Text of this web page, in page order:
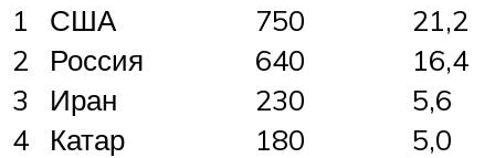
1
США 750
21,2
2
Россия 640
16,4
3
Иран 230
5,6
4
Катар 180
5,0